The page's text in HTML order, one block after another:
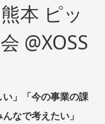
本 ピッ
@XOSS
い」「今の事業の課
なで考えたい」